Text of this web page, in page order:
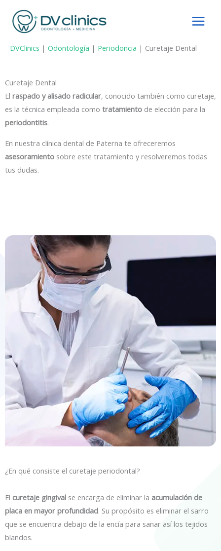
contenido
DVClinics | Odontología | Periodoncia | Curetaje Dental
Curetaje Dental
El raspado y alisado radicular, conocido también como curetaje,
es la técnica empleada como tratamiento de elección para la
periodontitis.
En nuestra clínica dental de Paterna te ofreceremos
asesoramiento sobre este tratamiento y resolveremos todas
tus dudas.
¿En qué consiste el curetaje periodontal?
El curetaje gingival se encarga de eliminar la acumulación de
placa en mayor profundidad. Su propósito es eliminar el sarro
que se encuentra debajo de la encía para sanar así los tejidos
blandos.